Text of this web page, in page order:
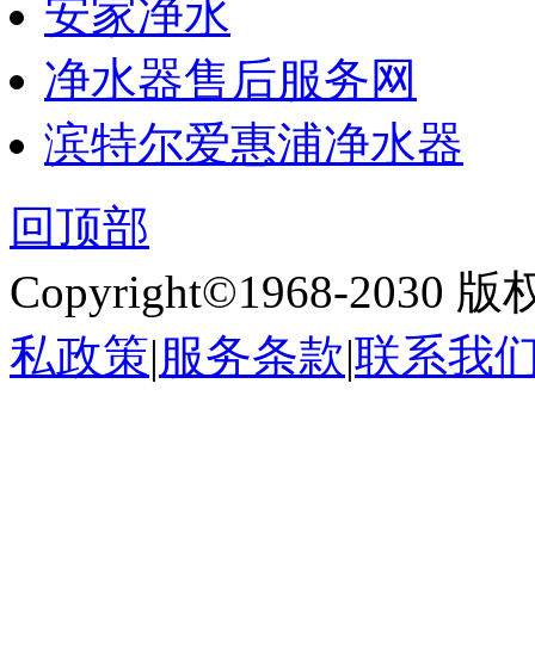
安家净水
净水器售后服务网
滨特尔爱惠浦净水器
回顶部
Copyright©1968-2030 版
私政策|服务条款|联系我